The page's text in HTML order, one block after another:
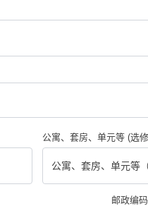
公寓、套房、单元等 (选
邮政编